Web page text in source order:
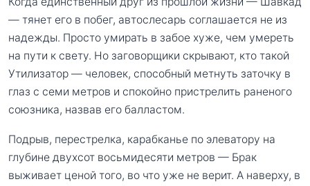
— тянет его в побег, автослесарь соглашается не из
надежды. Просто умирать в забое хуже, чем умереть
на пути к свету. Но заговорщики скрывают, кто такой
Утилизатор — человек, способный метнуть заточку в
глаз с семи метров и спокойно пристрелить раненого
союзника, назвав его балластом.
Подрыв, перестрелка, карабканье по элеватору на
глубине двухсот восьмидесяти метров — Брак
выживает ценой того, во что уже не верит. А наверху, в